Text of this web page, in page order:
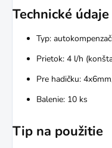
Technické údaje
Typ:
Prietok: 4 l/h
Pre hadičku:
Balenie: 10 ks
Tip na použitie